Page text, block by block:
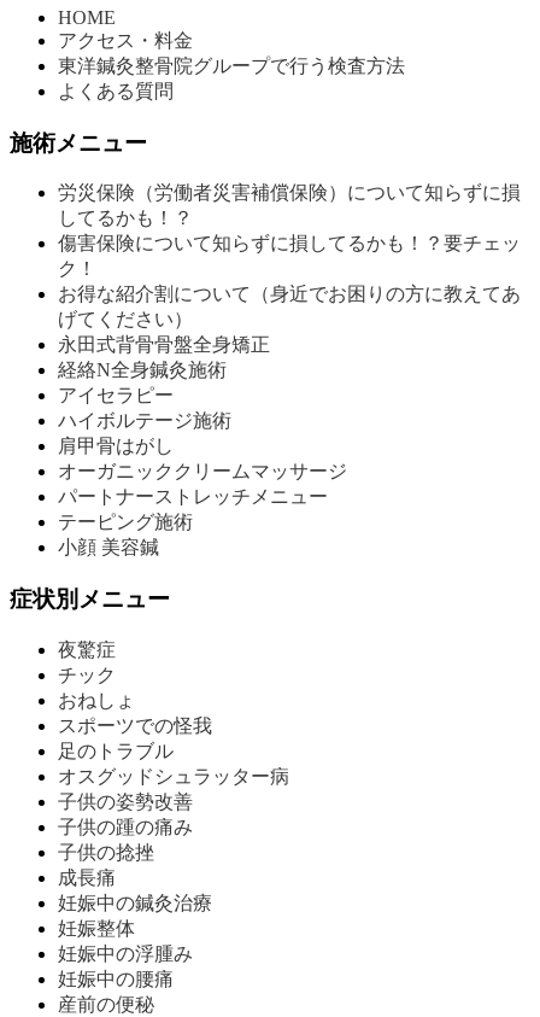
HOME
アクセス・料金
東洋鍼灸整骨院グループで行う検査方法
よくある質問
施術メニュー
労災保険（労働者災害補償保険）について知らずに損
してるかも！？
傷害保険について知らずに損してるかも！？要チェッ
ク！
お得な紹介割について（身近でお困りの方に教えてあ
げてください）
永田式背骨骨盤全身矯正
経絡N全身鍼灸施術
アイセラピー
ハイボルテージ施術
肩甲骨はがし
オーガニッククリームマッサージ
パートナーストレッチメニュー
テーピング施術
小顔 美容鍼
症状別メニュー
夜驚症
チック
おねしょ
スポーツでの怪我
足のトラブル
オスグッドシュラッター病
子供の姿勢改善
子供の踵の痛み
子供の捻挫
成長痛
妊娠中の鍼灸治療
妊娠整体
妊娠中の浮腫み
妊娠中の腰痛
産前の便秘